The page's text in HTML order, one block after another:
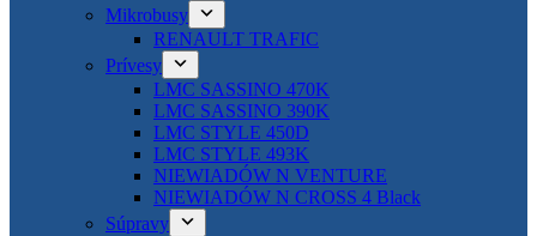
Mikrobusy
RENAULT TRAFIC
Prívesy
LMC SASSINO 470K
LMC SASSINO 390K
LMC STYLE 450D
LMC STYLE 493K
NIEWIADÓW N VENTURE
NIEWIADÓW N CROSS 4 Black
Súpravy